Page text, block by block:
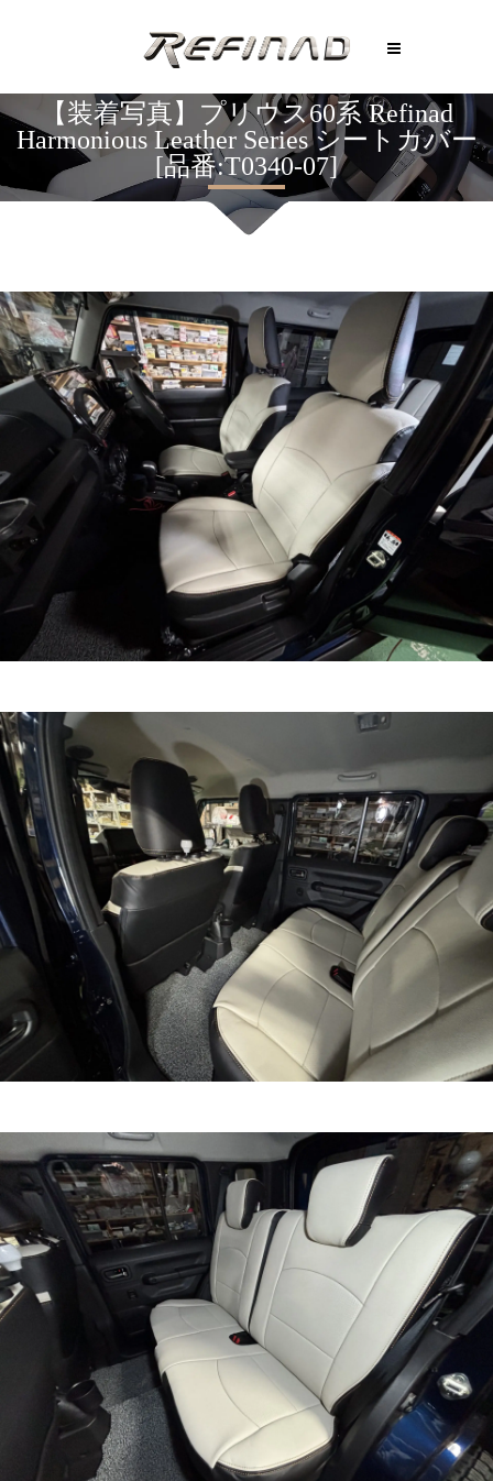
【装着写真】プリウス60系 Refinad
Harmonious Leather Series シートカバー
[品番:T0340-07]